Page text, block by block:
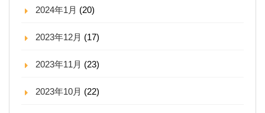
2024年1月 (20)
2023年12月 (17)
2023年11月 (23)
2023年10月 (22)